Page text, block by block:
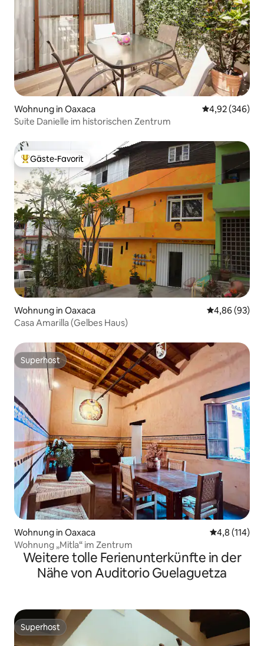
Wohnung in Oaxaca
4,92 (346)
Suite Danielle im historischen Zentrum
Beliebter Gäste-Favorit.
Gäste-Favorit
Wohnung in Oaxaca
4,86 (93)
Casa Amarilla (Gelbes Haus)
Superhost
Superhost
Wohnung in Oaxaca
4,8 (114)
Wohnung „Mitla“ im Zentrum
Weitere tolle Ferienunterkünfte in der
Nähe von Auditorio Guelaguetza
Superhost
Superhost